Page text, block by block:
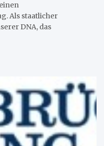
Als staatlicher
DNA, das